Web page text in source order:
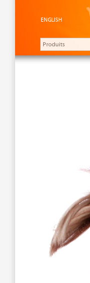
ENGLISH
Produits